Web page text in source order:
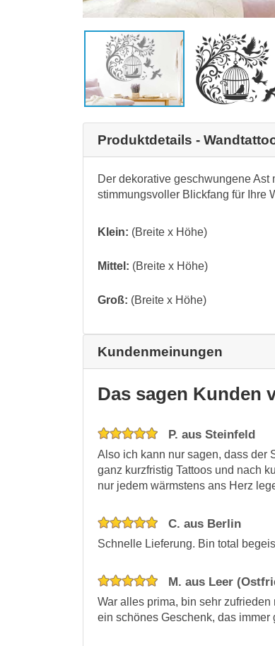
Produktdetails -
Der dekorative geschwungene
stimmungsvoller Blickfang für Ihre
Klein: (Breite x Höhe)
Mittel: (Breite x Höhe)
Groß: (Breite x Höhe)
Kundenmeinungen
Das sagen Kunden
P. aus Steinfeld
Also ich kann nur sagen, dass der
ganz kurzfristig Tattoos und nach
nur jedem wärmstens ans Herz
C. aus Berlin
Schnelle Lieferung. Bin total
M. aus Leer
War alles prima, bin sehr
ein schönes Geschenk, das immer